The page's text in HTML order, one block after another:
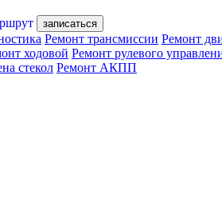
записаться
Ремонт трансмиссии Ремонт
ходовой Ремонт рулевого
стекол Ремонт АКПП